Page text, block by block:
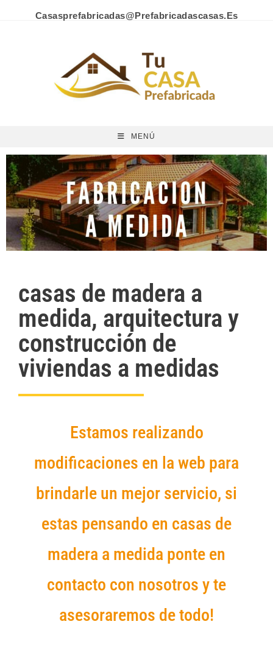
Casasprefabricadas@prefabricadascasas.es
MENÚ
casas de madera a
medida, arquitectura y
construcción de
viviendas a medidas
Estamos realizando
modificaciones en la web para
brindarle un mejor servicio, si
estas pensando en casas de
madera a medida ponte en
contacto con nosotros y te
asesoraremos de todo!